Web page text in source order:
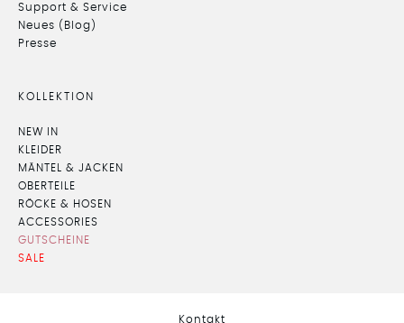
Support & Service
Neues (Blog)
Presse
KOLLEKTION
NEW IN
KLEIDER
MÄNTEL & JACKEN
OBERTEILE
RÖCKE & HOSEN
ACCESSORIES
GUTSCHEINE
SALE
Kontakt